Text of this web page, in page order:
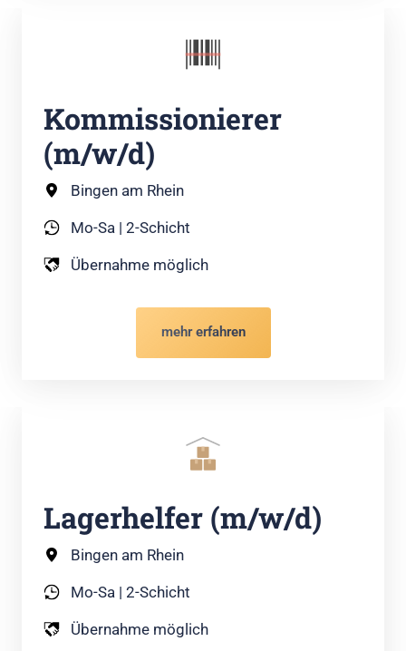
Kommissionierer
(m/w/d)
Bingen am Rhein
Mo-Sa | 2-Schicht
Übernahme möglich
mehr erfahren
Lagerhelfer (m/w/d)
Bingen am Rhein
Mo-Sa | 2-Schicht
Übernahme möglich